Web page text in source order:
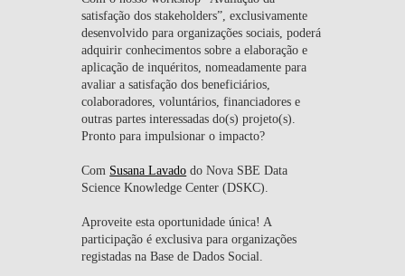
NOTÍCIAS
EDUCAÇÃO
satisfação dos stakeholders”, exclusivamente
desenvolvido para organizações sociais, poderá
adquirir conhecimentos sobre a elaboração e
aplicação de inquéritos, nomeadamente para
avaliar a satisfação dos beneficiários,
colaboradores, voluntários, financiadores e
outras partes interessadas do(s) projeto(s).
Pronto para impulsionar o impacto?
Com Susana Lavado do Nova SBE Data
Science Knowledge Center (DSKC).
Aproveite esta oportunidade única! A
participação é exclusiva para organizações
registadas na Base de Dados Social.